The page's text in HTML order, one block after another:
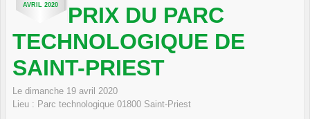
AVRIL 2020
PRIX DU PARC
TECHNOLOGIQUE DE
SAINT-PRIEST
Le dimanche 19 avril 2020
Lieu : Parc technologique 01800 Saint-Priest